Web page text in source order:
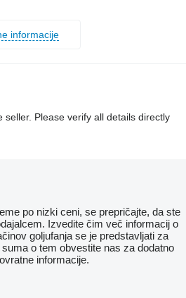
informacije
seller. Please verify all details directly
po nizki ceni, se prepričajte, da ste
Izvedite čim več informacij o
goljufanja se je predstavljati za
o tem obvestite nas za dodatno
informacije.